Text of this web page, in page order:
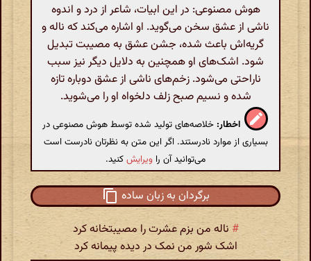
هوش مصنوعی: در این ابیات، شاعر از درد و اندوه
ناشی از عشق سخن می‌گوید. او اشاره می‌کند که ناله و
گریه‌اش باعث شده، جشن عشق به مصیبت تبدیل
شود. اشک‌های او همچنین به دلایل دیگر نیز سبب
ناراحتی می‌شود. زخم‌های ناشی از عشق دوباره تازه
شده و نسیم صبح زلف دلخواه او را می‌شوید.
اخطار: خلاصه‌های تولید شده توسط هوش مصنوعی در
بسیاری از موارد نادرستند. اگر این متن به نظرتان نادرست است
می‌توانید آن را ویرایشکنید.
برگردان به زبان ساده
# ناله من بزم عشرت را مصیبتخانه کرد
اشک شور من نمک در دیده پیمانه کرد